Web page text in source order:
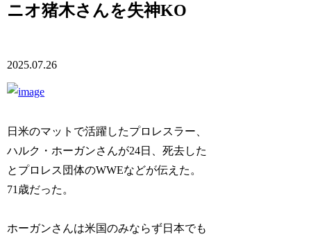
ニオ猪木さんを失神KO
2025.07.26
日米のマットで活躍したプロレスラー、
ハルク・ホーガンさんが24日、死去した
とプロレス団体のWWEなどが伝えた。
71歳だった。
ホーガンさんは米国のみならず日本でも